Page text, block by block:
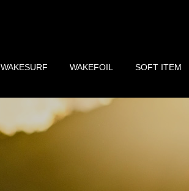
WAKESURF WAKEFOIL SOFT ITEM